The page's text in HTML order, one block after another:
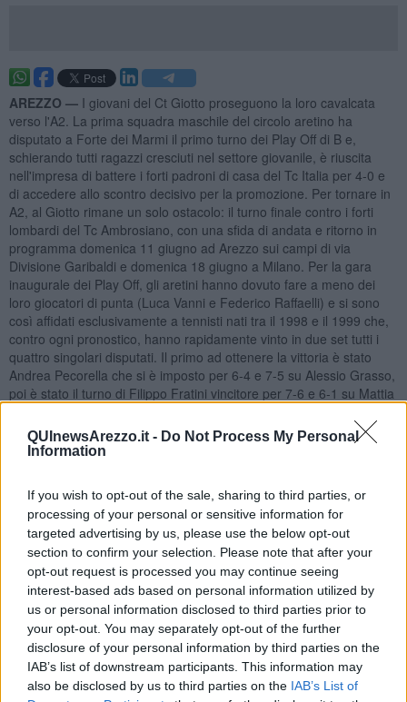
QUInewsArezzo.it - Do Not Process My Personal
Information
If you wish to opt-out of the sale, sharing to third parties, or
processing of your personal or sensitive information for
targeted advertising by us, please use the below opt-out
section to confirm your selection. Please note that after your
opt-out request is processed you may continue seeing
interest-based ads based on personal information utilized by
us or personal information disclosed to third parties prior to
your opt-out. You may separately opt-out of the further
disclosure of your personal information by third parties on the
IAB’s list of downstream participants. This information may
also be disclosed by us to third parties on the IAB’s List of
AREZZO — I giovani del Ct Giotto proseguono la loro cavalcata
verso l'A2. La prima squadra maschile del circolo aretino ha
disputato a Forte dei Marmi il primo turno dei Play Off di B e,
schierando tutti ragazzi cresciuti nel settore giovanile, è riuscita
nell'impresa di battere i forti padroni di casa del Tc Italia per 4-0 e
di accedere allo scontro decisivo per la promozione. Per tornare in
A2, al Giotto rimane un solo ostacolo: il turno finale contro i forti
lombardi del Tc Ambrosiano, con una sfida di andata e ritorno in
programma domenica 11 giugno ad Arezzo sui campi di via
Divisione Garibaldi e domenica 18 giugno a Milano. Per la gara
inaugurale dei Play Off, gli aretini hanno dovuto fare a meno dei
loro giocatori di punta (Luca Vanni e Federico Raffaelli) e si sono
così affidati esclusivamente a tennisti nati tra il 1998 e il 1999 che,
contro ogni pronostico, hanno rapidamente vinto in due set tutti i
quattro singolari disputati. Il primo ad ottenere la vittoria è stato
Andrea Pecorella che si è imposto per 6-4 e 7-5 su Alessio Grasso,
poi è stato il turno di Filippo Fratini vincitore per 7-6 e 6-1 su Mattia
di Tommaso Fei con un doppio 6-4 su Alessandro Ferrari.
«I nostri ragazzi hanno raggiunto un grande risultato - commenta
la meglio su un avversario che, sulla carta, partiva con i favori del
pronostico. Questa vittoria conferma, ancora una volta, la bontà del
lavoro che svolgiamo con il settore giovanile dove riusciamo a far
crescere tennisti capaci di affermarsi anche nei più importanti
campionati nazionali. Ora ci prepariamo alla doppia sfidacontro il Tc
Ambrosiano, con la consapevolezza che affronteremo una delle
squadre più forti di questa serie B».
Il fine settimana ha regalato al Giotto anche una seconda gioia,